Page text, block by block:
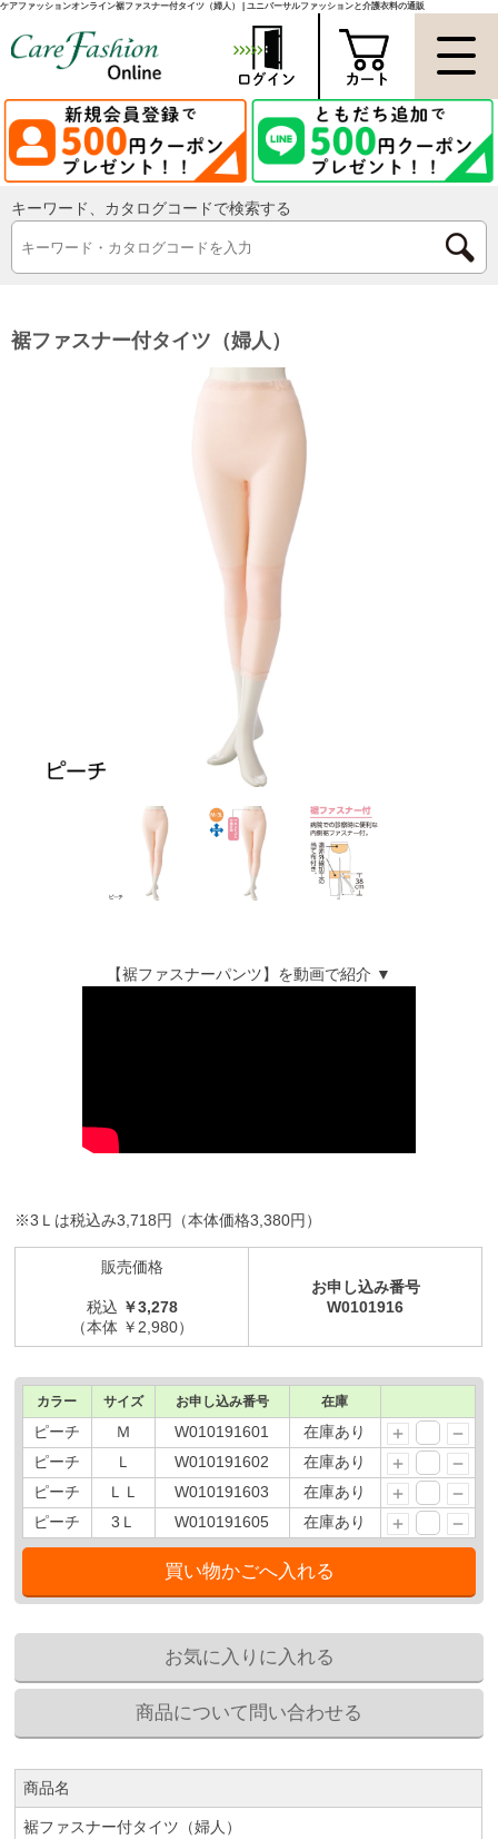
ケアファッションオンライン裾ファスナー付タイツ（婦人） | ユニバーサルファッションと介護衣料の通販
キーワード、カタログコードで検索する
裾ファスナー付タイツ（婦人）
【裾ファスナーパンツ】を動画で紹介 ▼
※3Ｌは税込み3,718円（本体価格3,380円）
販売価格
税込 ￥3,278
（本体 ￥2,980）
お申し込み番号
W0101916
カラー サイズ お申し込み番号 在庫
ピーチ Ｍ W010191601
在庫あり
ピーチ
Ｌ W010191602
在庫あり
ピーチ
ＬＬ W010191603
在庫あり
ピーチ
3Ｌ W010191605 在庫あり
商品名
裾ファスナー付タイツ（婦人）